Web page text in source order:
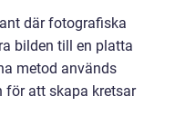
där fotografiska
bilden till en platta
metod används
att skapa kretsar